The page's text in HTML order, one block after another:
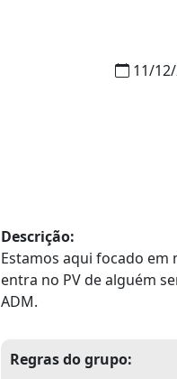
11/
Descrição:
Estamos aqui focado
entra no PV de alguém
ADM.
Regras do grupo: